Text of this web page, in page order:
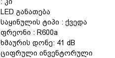
LED განათება
საყინულის ტიპი : ქვედა
ფრეონი : R600a
ხმაურის დონე: 41 dB
ციფრული ინვენტორული